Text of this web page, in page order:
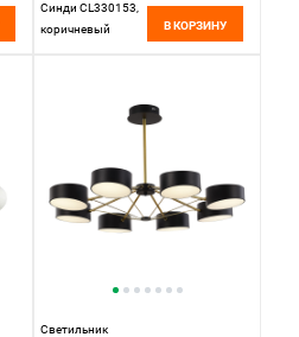
Синди CL330153,
коричневый
В КОРЗИНУ
Светильник